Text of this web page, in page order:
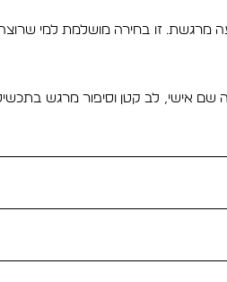
מרגשת. זו בחירה מושלמת למי